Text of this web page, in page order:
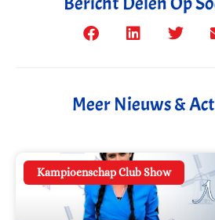
Meer Nieuws &
Kampioenschap Club Show